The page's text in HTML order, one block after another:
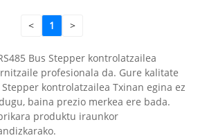
< 1 >
Bus Stepper kontrolatzailea
profesionala da. Gure kalitate
Stepper kontrolatzailea Txinan egina ez
baina prezio merkea ere bada.
produktu iraunkor